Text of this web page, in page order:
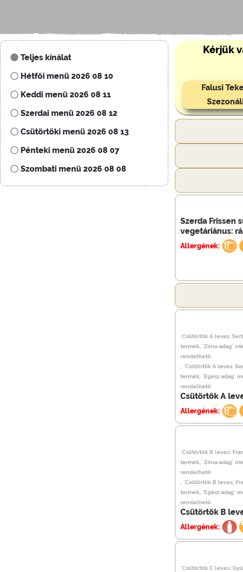
Teljes kínálat
Hétfői menü 2026 08 10
Keddi menü 2026 08 11
Szerdai menü 2026 08 12
Csütörtöki menü 2026 08 13
Pénteki menü 2026 08 07
Szombati menü 2026 08 08
Kérjük
Falusi
Szerda Frissen
vegetáriánus:
Allergének:
`Csütörtök A leves:
termék, `Zóna adag`
rendelhető
, `Csütörtök A leves:
termék, `Egész adag`
rendelhető
Csütörtök A
Allergének:
`Csütörtök B leves:
termék, `Zóna adag`
rendelhető
, `Csütörtök B leves:
termék, `Egész adag`
rendelhető
Csütörtök B
Allergének:
`Csütörtök C leves: